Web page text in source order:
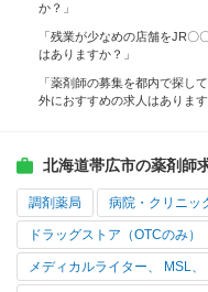
か？」
「残業が少なめの店舗をJR
はありますか？」
「薬剤師の募集を都内で探し
外におすすめの求人はありま
北海道帯広市の薬剤師
調剤薬局 病院・クリニッ
ドラッグストア（OTCのみ）
メディカルライター、 MSL